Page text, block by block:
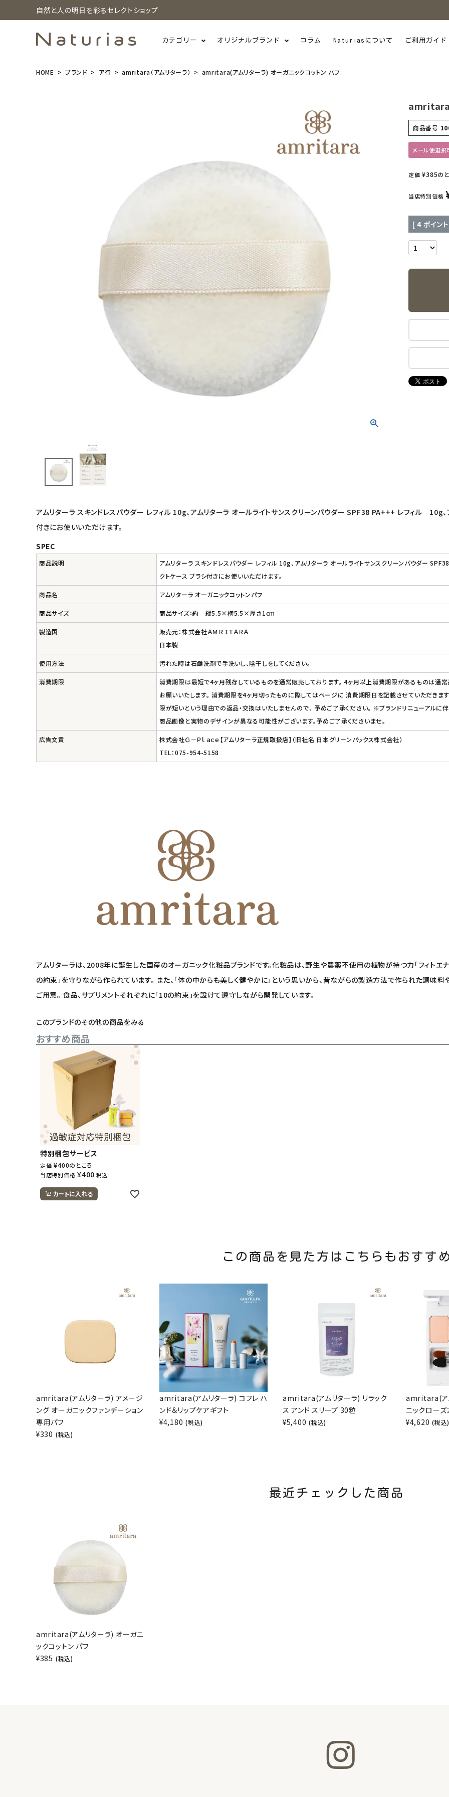
自然と人の明日を彩るセレクトショップ
カテゴリー オリジナルブランド コラム Naturiasについて ご利用ガイド
インナー・下着・ナイトウェア
キッズ・ベビー・マタニティ
フード・ドリンク
オリジナルブランド
ナチュラムーン
エコリュクス
エコメイト
アルマウィン
HOME ブランド ア行 amritara（アムリターラ） amritara(アムリターラ) オーガニックコットン パフ
amritara(
商品番号
メール便選択
定価 ¥385の
当店特別価格
[ 4 ポイン
アムリターラ スキンドレスパウダー レフィル 10g、アムリターラ オールライトサンスクリーンパウダー SPF38 PA+++ レフィル 10g
付きにお使いいただけます。
SPEC
商品説明
アムリターラ スキンドレスパウダー レフィル 10g、アムリターラ オールライトサンスクリーンパウダー
クトケース ブラシ付きにお使いいただけます。
商品名 アムリターラ オーガニックコットンパフ
商品サイズ 商品サイズ：約 縦5.5×横5.5×厚さ1cm
製造国
販売元：株式会社ＡＭＲＩＴＡＲＡ
日本製
使用方法 汚れた時は石鹸洗剤で手洗いし、陰干しをしてください。
消費期限
消費期限は最短で4ヶ月残存しているものを通常販売しております。 4ヶ月以上消費期限があるものは通常
お願いいたします。 消費期限を4ヶ月切ったものに際してはページに 消費期限日を記載させていただきま
限が短いという理由での返品・交換はいたしませんので、 予めご了承ください。 ※ブランドリニューアルに
商品画像と実物のデザインが異なる可能性がございます。予めご了承くださいませ。
広告文責
株式会社Ｇ－Ｐｌａｃｅ【アムリターラ正規取扱店】（旧社名 日本グリーンパックス株式会社）
TEL：075-954-5158
アムリターラは、2008年に誕生した国産のオーガニック化粧品ブランドです。化粧品は、野生や農薬不使用の植物が持つ力「フィトエ
の約束」を守りながら作られています。 また、「体の中からも美しく健やかに」という思いから、昔ながらの製造方法で作られた調味
ご用意。 食品、サプリメントそれぞれに「10の約束」を設けて遵守しながら開発しています。
このブランドのその他の商品をみる
おすすめ商品
特別梱包サービス
定価 ¥400のところ
当店特別価格 ¥400 税込
カートに入れる
この商品を見た方はこちらもおすす
amritara(アムリターラ) アメージ
ング オーガニックファンデーション
専用パフ
¥330 (税込)
amritara(アムリターラ) コフレ ハ
ンド＆リップケアギフト
¥4,180 (税込)
amritara(アムリターラ) リラック
ス アンド スリープ 30粒
¥5,400 (税込)
amritara(ア
ニックローズ
¥4,620 (税込
最近チェックした商品
amritara(アムリターラ) オーガニ
ックコットン パフ
¥385 (税込)